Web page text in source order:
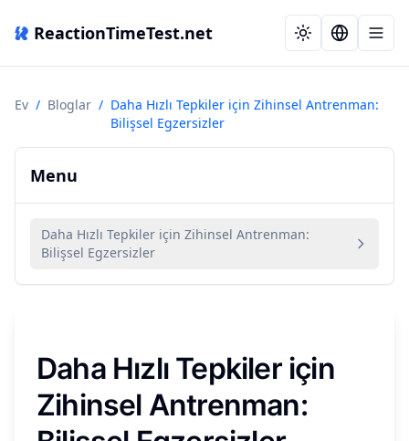
ReactionTimeTest.net
Ev / Bloglar / Daha Hızlı Tepkiler için Zihinsel Antrenman:
Bilişsel Egzersizler
Menu
Daha Hızlı Tepkiler için Zihinsel Antrenman:
Bilişsel Egzersizler
Daha Hızlı Tepkiler için
Zihinsel Antrenman: